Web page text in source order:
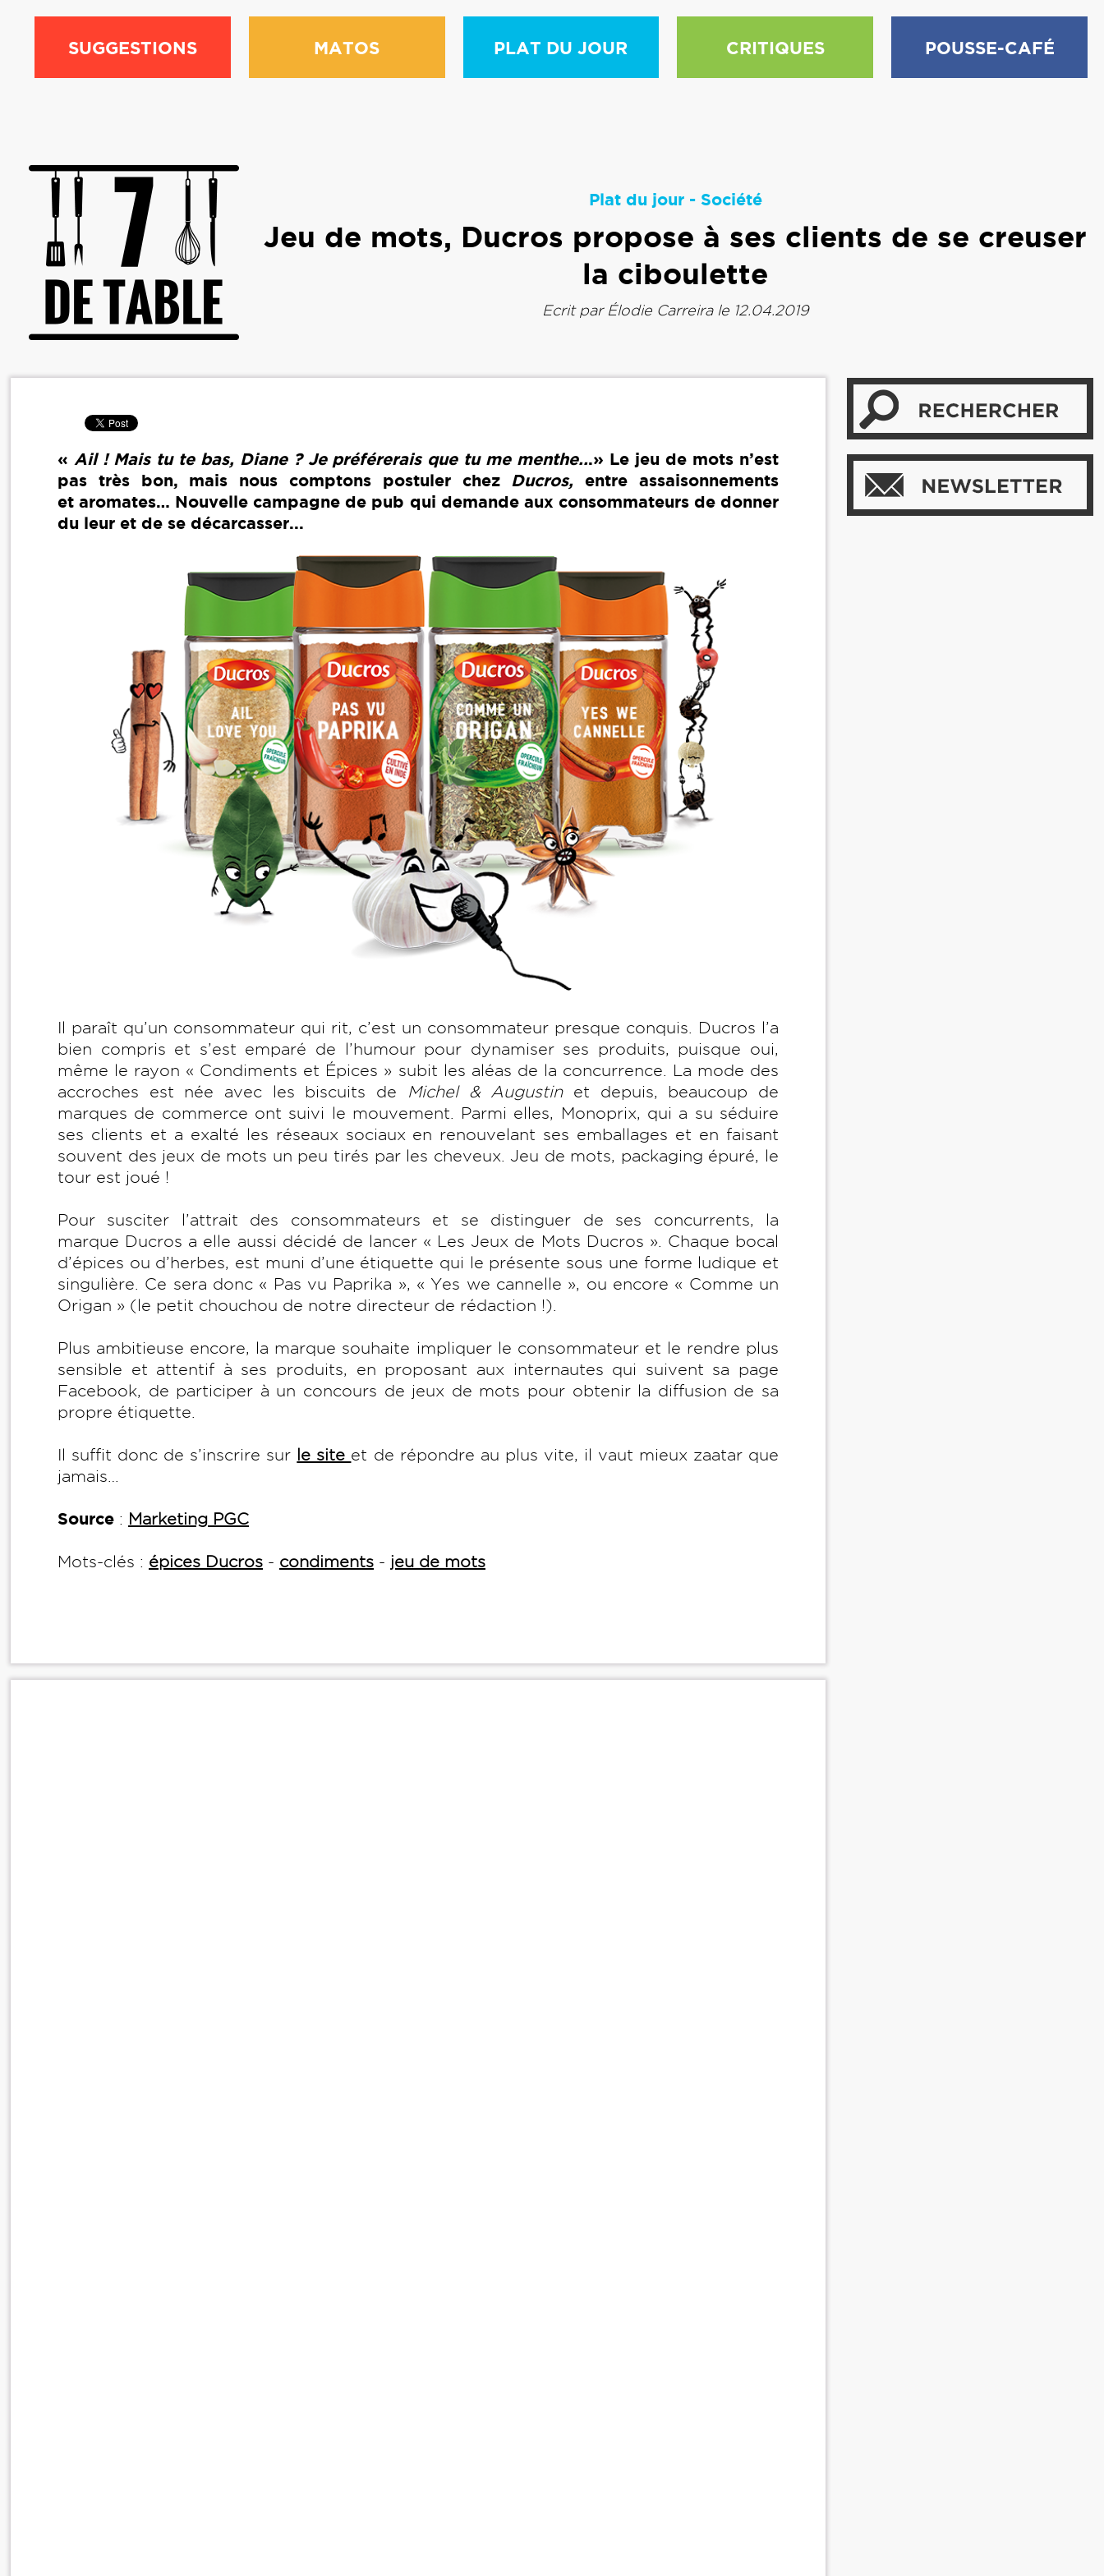
SUGGESTIONS MATOS PLAT DU JOUR CRITIQUES POUSSE-CAFÉ
Plat du jour- Société
Jeu de mots, Ducros propose à ses clients de se creuser
la ciboulette
Ecrit par Élodie Carreirale 12.04.2019
« Ail ! Mais tu te bas, Diane ? Je préférerais que tu me menthe...» Le jeu de mots n’est
pas très bon, mais nous comptons postuler chez Ducros, entre assaisonnements
et aromates… Nouvelle campagne de pub qui demande aux consommateurs de donner
du leur et de se décarcasser...
Il paraît qu’un consommateur qui rit, c’est un consommateur presque conquis. Ducros l’a
bien compris et s’est emparé de l’humour pour dynamiser ses produits, puisque oui,
même le rayon « Condiments et Épices » subit les aléas de la concurrence. La mode des
accroches est née avec les biscuits de Michel & Augustinet depuis, beaucoup de
marques de commerce ont suivi le mouvement. Parmi elles, Monoprix, qui a su séduire
ses clients et a exalté les réseaux sociaux en renouvelant ses emballages et en faisant
souvent des jeux de mots un peu tirés par les cheveux. Jeu de mots, packaging épuré, le
tour est joué !
Pour susciter l’attrait des consommateurs et se distinguer de ses concurrents, la
marque Ducros a elle aussi décidé de lancer « Les Jeux de Mots Ducros ». Chaque bocal
d’épices ou d’herbes, est muni d’une étiquette qui le présente sous une forme ludique et
singulière. Ce sera donc « Pas vu Paprika », « Yes we cannelle », ou encore « Comme un
Origan » (le petit chouchou de notre directeur de rédaction !).
Plus ambitieuse encore, la marque souhaite impliquer le consommateur et le rendre plus
sensible et attentif à ses produits, en proposant aux internautes qui suivent sa page
Facebook, de participer à un concours de jeux de mots pour obtenir la diffusion de sa
propre étiquette.
Il suffit donc de s’inscrire sur le site et de répondre au plus vite, il vaut mieux zaatar que
jamais…
Source : Marketing PGC
Mots-clés : épices Ducros - condiments - jeu de mots